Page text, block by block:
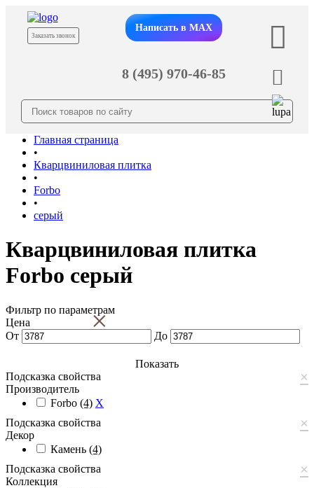
Заказать звонок
Написать в MAX
8 (495) 970-46-85
Главная страница
•
Кварцвиниловая плитка
•
Forbo
•
серый
Кварцвиниловая плитка
Forbo серый
Фильтр по параметрам
×
Цена
От
До
Показать
Подсказка свойства
×
Производитель
Forbo (4) X
Подсказка свойства
×
Декор
Камень (4)
Подсказка свойства
×
Коллекция